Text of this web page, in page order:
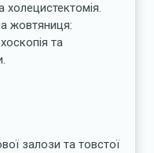
холецистектомія.
жовтяниця:
та
залози та товстої